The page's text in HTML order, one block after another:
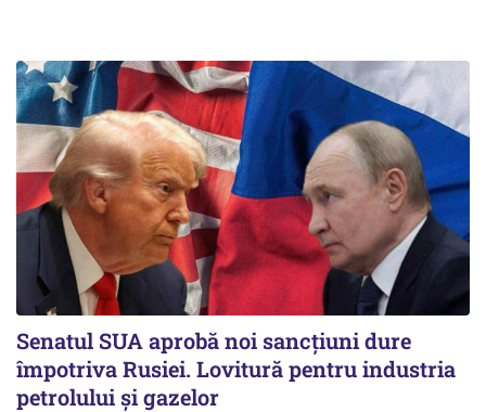
Senatul SUA aprobă noi sancțiuni dure
împotriva Rusiei. Lovitură pentru industria
petrolului și gazelor